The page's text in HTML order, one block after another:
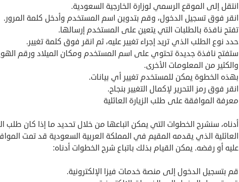
انتقل إلى الموقع الرسمي لوزارة الخارجية السعودية.
انقر فوق تسجيل الدخول، وقم بتدوين اسم المستخدم وأدخل كلمة المرور.
تفتح نافذة بالطلبات التي يتعين على المستخدم إرسالها.
حدد نوع الطلب الذي تريد إجراء تغيير عليه، ثم انقر فوق كلمة تغيير.
ستفتح نافذة جديدة تحتوي على اسم المستخدم ومكان الميلاد ورقم
والكثير من المعلومات الأخرى.
بهذه الخطوة يمكن للمستخدم تغيير أي بيانات.
انقر فوق رمز التحرير لإكمال التغيير بنجاح.
معرفة الموافقة على طلب الزيارة العائلية
أدناه، سنشرح الخطوات التي يمكن اتباعها من خلال تحديد ما إذا كان طلب
العائلية الذي يقدمه المقيم في المملكة العربية السعودية قد تمت
عليه أو رفضه. يمكن القيام بذلك باتباع شرح الخطوات أدناه:
قم بتسجيل الدخول إلى منصة خدمات فيزا الإلكترونية.